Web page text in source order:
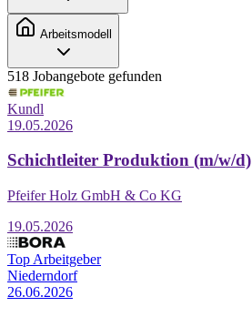
Arbeitsmodell
518 Jobangebote gefunden
Kundl
19.05.2026
Schichtleiter Produktion (m/w/d)
Pfeifer Holz GmbH & Co KG
19.05.2026
Top Arbeitgeber
Niederndorf
26.06.2026